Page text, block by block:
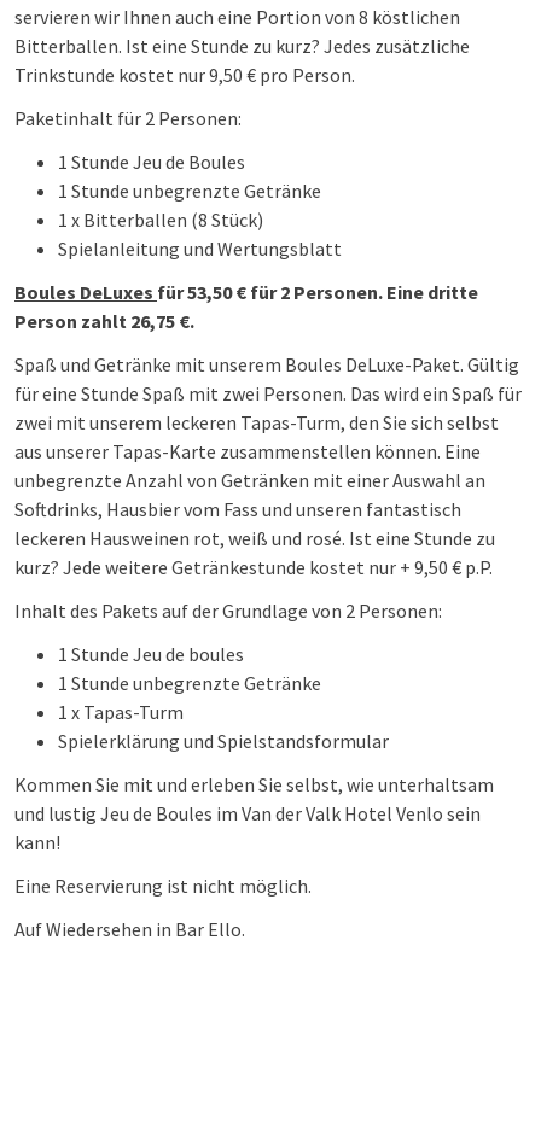
servieren wir Ihnen auch eine Portion von 8 köstlichen
Bitterballen. Ist eine Stunde zu kurz? Jedes zusätzliche
Trinkstunde kostet nur 9,50 € pro Person.
Paketinhalt für 2 Personen:
1 Stunde Jeu de Boules
1 Stunde unbegrenzte Getränke
1 x Bitterballen (8 Stück)
Spielanleitung und Wertungsblatt
Boules DeLuxes für 53,50 € für 2 Personen. Eine dritte
Person zahlt 26,75 €.
Spaß und Getränke mit unserem Boules DeLuxe-Paket. Gültig
für eine Stunde Spaß mit zwei Personen. Das wird ein Spaß für
zwei mit unserem leckeren Tapas-Turm, den Sie sich selbst
aus unserer Tapas-Karte zusammenstellen können. Eine
unbegrenzte Anzahl von Getränken mit einer Auswahl an
Softdrinks, Hausbier vom Fass und unseren fantastisch
leckeren Hausweinen rot, weiß und rosé. Ist eine Stunde zu
kurz? Jede weitere Getränkestunde kostet nur + 9,50 € p.P.
Inhalt des Pakets auf der Grundlage von 2 Personen:
1 Stunde Jeu de boules
1 Stunde unbegrenzte Getränke
1 x Tapas-Turm
Spielerklärung und Spielstandsformular
Kommen Sie mit und erleben Sie selbst, wie unterhaltsam
und lustig Jeu de Boules im Van der Valk Hotel Venlo sein
kann!
Eine Reservierung ist nicht möglich.
Auf Wiedersehen in Bar Ello.